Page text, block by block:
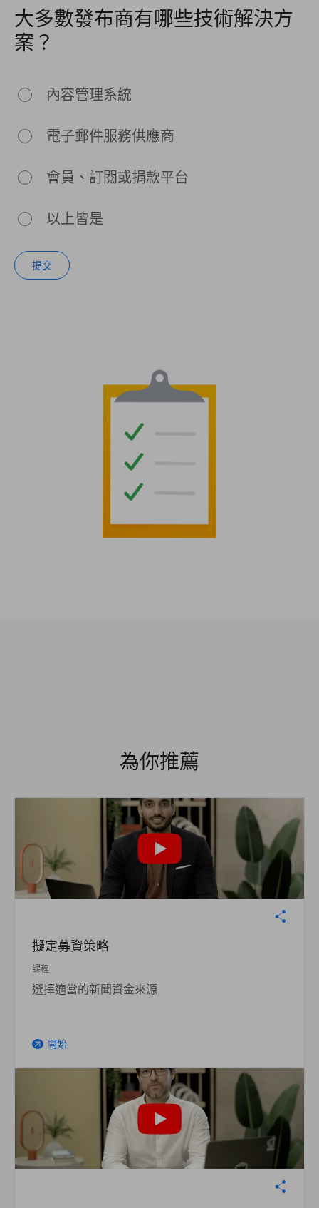
大多數發布商有哪些技術解決方
案？
內容管理系統
電子郵件服務供應商
會員、訂閱或捐款平台
以上皆是
提交
為你推薦
擬定募資策略
課程
選擇適當的新聞資金來源
arrow_outward 開始